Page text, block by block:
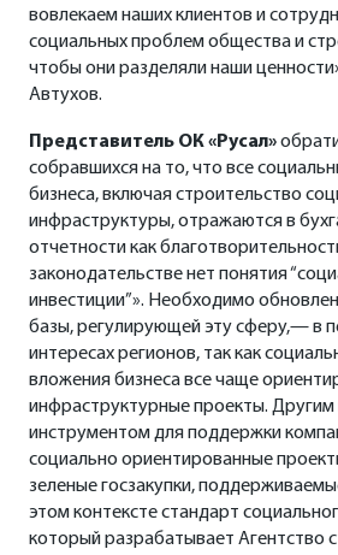
вовлекаем наших клиентов и
социальных проблем общества и
чтобы они разделяли наши
Автухов.
Представитель ОК «Русал»
собравшихся на то, что все
бизнеса, включая строительство
инфраструктуры, отражаются в
отчетности как
законодательстве нет понятия
инвестиции”». Необходимо
базы, регулирующей эту сферу,— в
интересах регионов, так как
вложения бизнеса все чаще
инфраструктурные проекты.
инструментом для поддержки
социально ориентированные
зеленые госзакупки,
этом контексте стандарт
который разрабатывает Агентство